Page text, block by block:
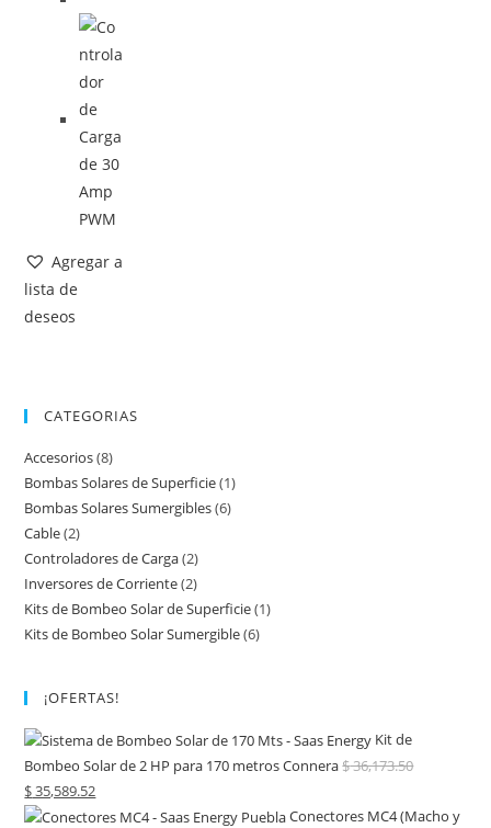
Agregar a
lista de
deseos
CATEGORIAS
Accesorios(8)
Bombas Solares de Superficie(1)
Bombas Solares Sumergibles(6)
Cable(2)
Controladores de Carga(2)
Inversores de Corriente(2)
Kits de Bombeo Solar de Superficie(1)
Kits de Bombeo Solar Sumergible(6)
¡OFERTAS!
Kit de
Bombeo Solar de 2 HP para 170 metros Connera$36,173.50
$35,589.52
Conectores MC4 (Macho y